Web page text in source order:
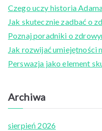
Czego uczy historia
Jak skutecznie zadbać o
Poznaj poradniki o
Jak rozwijać umiejętności
Perswazja jako element
Archiwa
sierpień 2026